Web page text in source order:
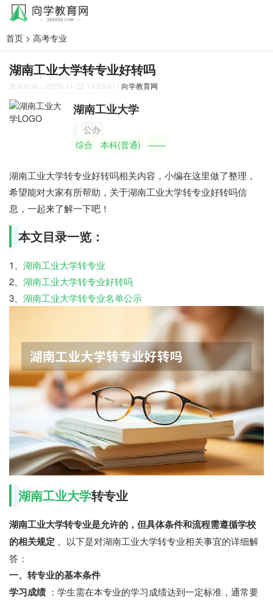
首页 > 高考专业
湖南工业大学转专业好转吗
发布时间：2025-11-22 14:53:01 | 向学教育网
湖南工业大学
公办
综合
本科(普通) ——
湖南工业大学转专业好转吗相关内容，小编在这里做了整理，
希望能对大家有所帮助，关于湖南工业大学转专业好转吗信
息，一起来了解一下吧！
本文目录一览：
1、 湖南工业大学转专业
2、 湖南工业大学转专业好转吗
3、 湖南工业大学转专业名单公示
湖南工业大学转专业
湖南工业大学转专业是允许的，但具体条件和流程需遵循学校
的相关规定 。以下是对湖南工业大学转专业相关事宜的详细解
答：
一、转专业的基本条件
学习成绩 ：学生需在本专业的学习成绩达到一定标准，通常要